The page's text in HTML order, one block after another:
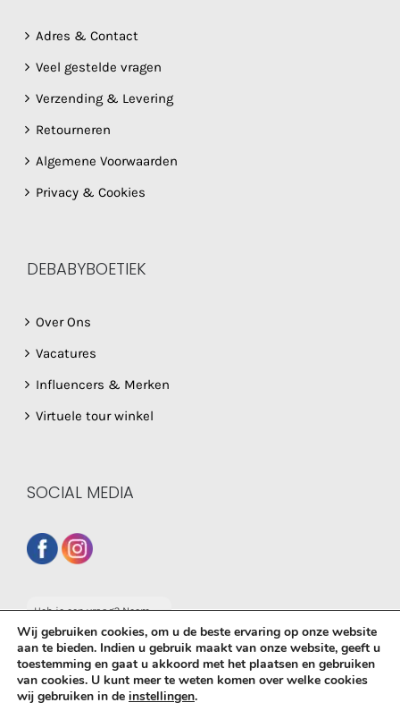
Adres & Contact
Veel gestelde vragen
Verzending & Levering
Retourneren
Algemene Voorwaarden
Privacy & Cookies
DEBABYBOETIEK
Over Ons
Vacatures
Influencers & Merken
Virtuele tour winkel
SOCIAL MEDIA
© Copyright 2026 De Babyboetiek | Powered byMplusKASSA
Woocommerce&WooCommerce Kassasysteem
Heb je een vraag? Neem
dan gerust contact op
met onze whatsapp
service!
Wij gebruiken cookies, om u de beste ervaring op onze website
aan te bieden. Indien u gebruik maakt van onze website, geeft u
toestemming en gaat u akkoord met het plaatsen en gebruiken
van cookies. U kunt meer te weten komen over welke cookies
wij gebruiken in de instellingen.